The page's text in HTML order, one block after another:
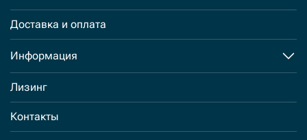
Доставка и оплата
Информация
Лизинг
Контакты